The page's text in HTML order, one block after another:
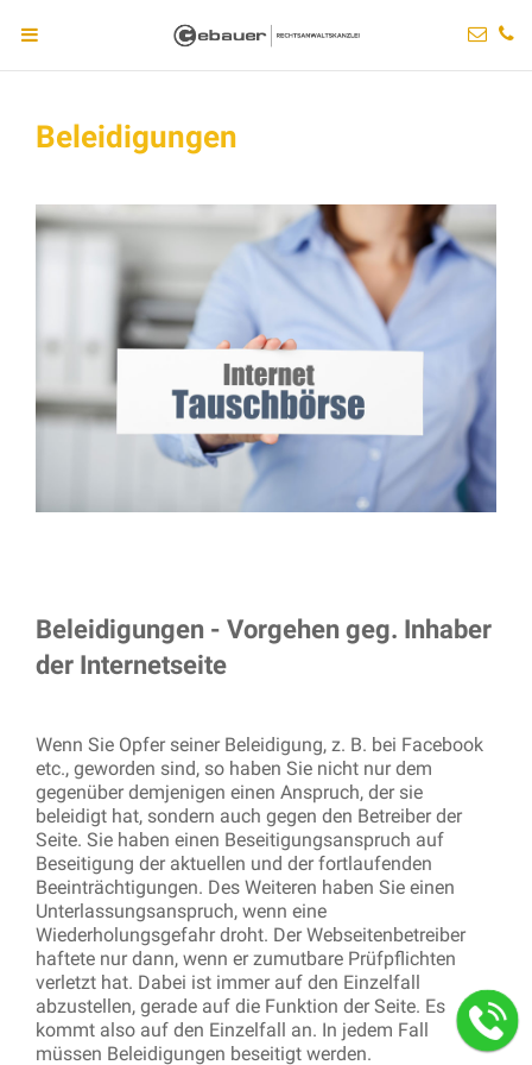
Beleidigungen
Beleidigungen - Vorgehen geg. Inhaber
der Internetseite
Wenn Sie Opfer seiner Beleidigung, z. B. bei Facebook
etc., geworden sind, so haben Sie nicht nur dem
gegenüber demjenigen einen Anspruch, der sie
beleidigt hat, sondern auch gegen den Betreiber der
Seite. Sie haben einen Beseitigungsanspruch auf
Beseitigung der aktuellen und der fortlaufenden
Beeinträchtigungen. Des Weiteren haben Sie einen
Unterlassungsanspruch, wenn eine
Wiederholungsgefahr droht. Der Webseitenbetreiber
haftete nur dann, wenn er zumutbare Prüfpflichten
verletzt hat. Dabei ist immer auf den Einzelfall
abzustellen, gerade auf die Funktion der Seite. Es
kommt also auf den Einzelfall an. In jedem Fall
müssen Beleidigungen beseitigt werden.